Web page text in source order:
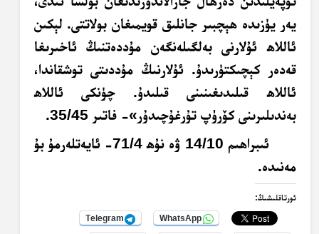
يەر يۈزىدە ھېچبىر جانلىق قويمىغان بولاتتى. لېكىن
ئاللاھ ئۇلارنى بەلگىلەنگەن مۇددەتنىڭ ئاخىرىغا
قەدەر كېچىكتۈرىدۇ. ئۇلارنىڭ مۇددىتى توشقاندا،
ئاللاھ قىلىدىغىنىنى قىلىدۇ. چۈنكى ئاللاھ
بەندىلىرىنى كۆرۈپ تۇرغۇچىدۇر»- فاتىر 35/45.
ئىبراھىم 14/10 ۋە نۇھ 71/4- ئايەتلەرمۇ بۇ
مەنىدە.
ئورتاقلىشىڭ:
WhatsApp
Telegram